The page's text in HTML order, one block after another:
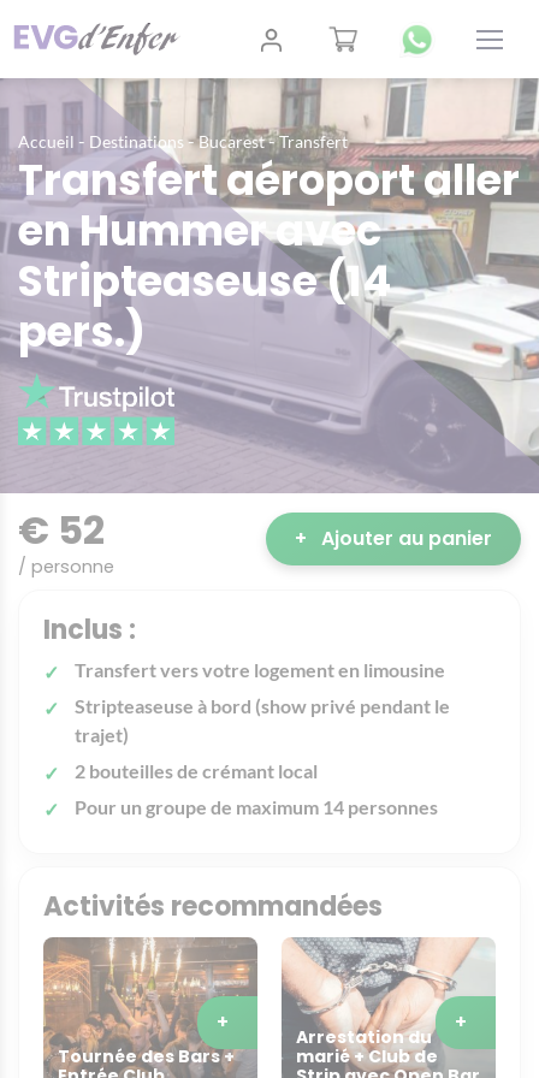
Accueil - Destinations-Bucarest-Transfert
Transfert aéroport aller
en Hummer avec
Stripteaseuse (14
pers.)
€ 52
/ personne
+ Ajouter au panier
Inclus :
Transfert vers votre logement en limousine
Stripteaseuse à bord (show privé pendant le
trajet)
2 bouteilles de crémant local
Pour un groupe de maximum 14 personnes
Activités recommandées
Tournée des Bars +
+
Arrestation du
marié + Club de
+